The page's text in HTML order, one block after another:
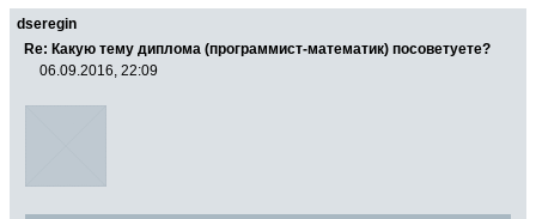
dseregin
Re: Какую тему диплома (программист-математик) посоветуете?
06.09.2016, 22:09